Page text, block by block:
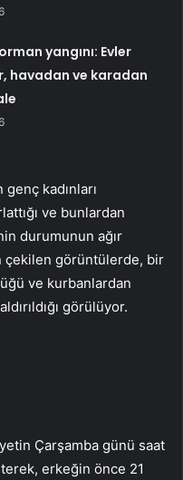
yangını: Evler
havadan ve karadan
genç kadınları
ve bunlardan
durumunun ağır
çekilen görüntülerde, bir
ve kurbanlardan
görülüyor.
Çarşamba günü saat
erkeğin önce 21